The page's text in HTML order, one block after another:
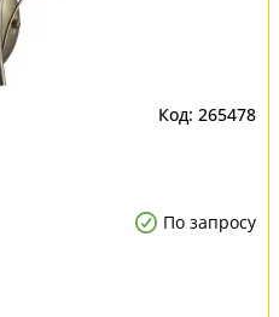
265478
По запросу